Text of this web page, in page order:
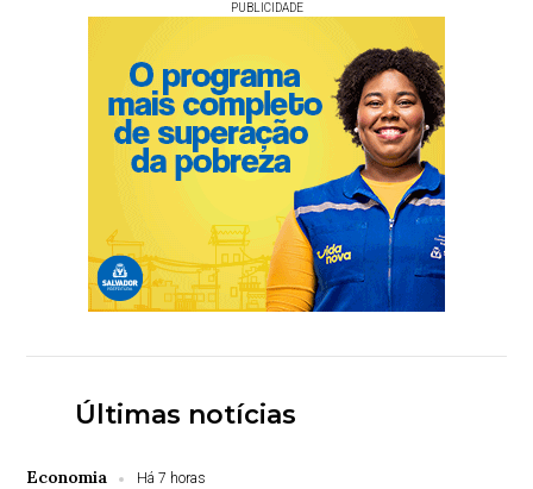
PUBLICIDADE
Últimas notícias
Economia Há 7 horas